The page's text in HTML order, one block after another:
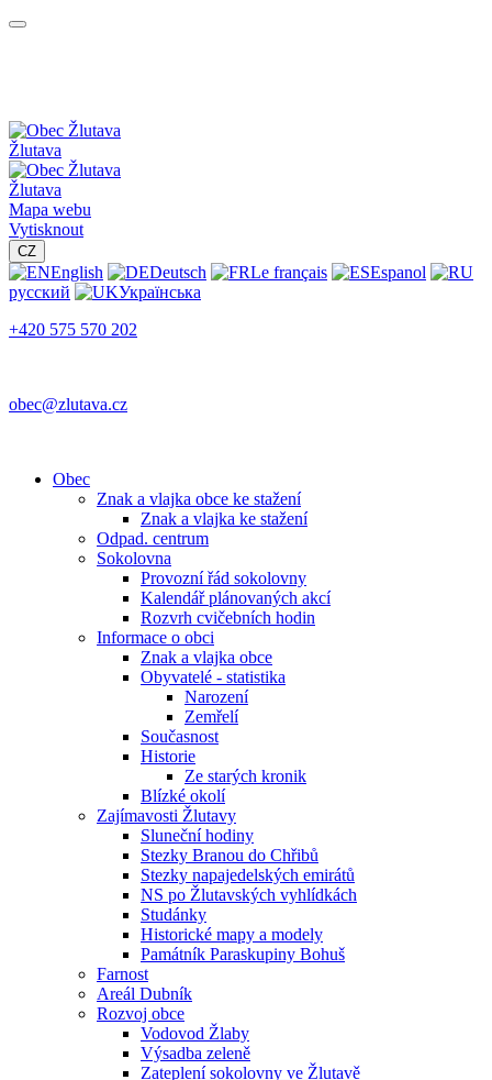
Žlutava
Žlutava
Mapa webu
Vytisknout
CZ
English Deutsch Le français
Espanol
русский
Українська
+420 575 570 202
obec@zlutava.cz
Obec
Znak a vlajka obce ke stažení
Znak a vlajka ke stažení
Odpad. centrum
Sokolovna
Provozní řád sokolovny
Kalendář plánovaných akcí
Rozvrh cvičebních hodin
Informace o obci
Znak a vlajka obce
Obyvatelé - statistika
Narození
Zemřelí
Současnost
Historie
Ze starých kronik
Blízké okolí
Zajímavosti Žlutavy
Sluneční hodiny
Stezky Branou do Chřibů
Stezky napajedelských emirátů
NS po Žlutavských vyhlídkách
Studánky
Historické mapy a modely
Památník Paraskupiny Bohuš
Farnost
Areál Dubník
Rozvoj obce
Vodovod Žlaby
Výsadba zeleně
Zateplení sokolovny ve Žlutavě